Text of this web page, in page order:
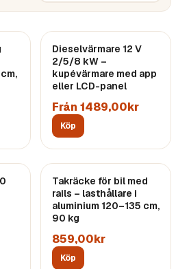
Dieselvärmare 12 V
2/5/8 kW –
kupévärmare med app
eller LCD-panel
Från 1489,00kr
Köp
Takräcke för bil med
rails – lasthållare i
aluminium 120–135 cm,
90 kg
859,00kr
Köp